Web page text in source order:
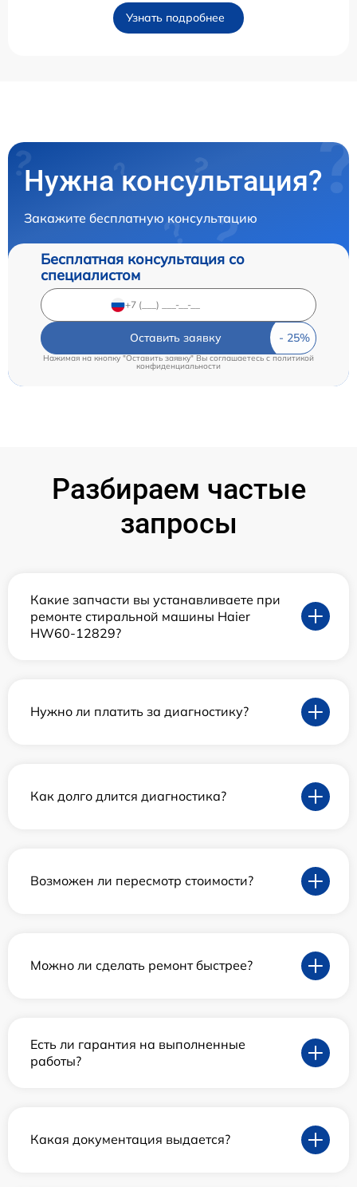
Узнать подробнее
Нужна консультация?
Закажите бесплатную консультацию
Бесплатная консультация со
специалистом
Оставить заявку
Нажимая на кнопку "Оставить заявку" Вы соглашаетесь cполитикой
конфиденциальности
Разбираем частые
запросы
Какие запчасти вы устанавливаете при
ремонте стиральной машины Haier
HW60-12829?
Нужно ли платить за диагностику?
Как долго длится диагностика?
Возможен ли пересмотр стоимости?
Можно ли сделать ремонт быстрее?
Есть ли гарантия на выполненные
работы?
Какая документация выдается?